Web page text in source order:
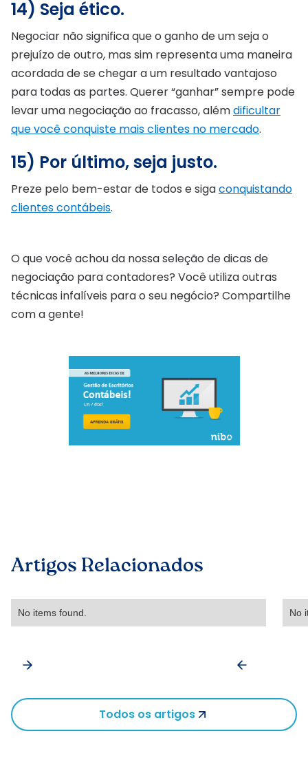
14) Seja ético.
Negociar não significa que o ganho de um seja o
prejuízo de outro, mas sim representa uma maneira
acordada de se chegar a um resultado vantajoso
para todas as partes. Querer “ganhar” sempre pode
levar uma negociação ao fracasso, alémdificultar
que você conquiste mais clientes no mercado.
15) Por último, seja justo.
Preze pelo bem-estar de todos e sigaconquistando
clientes contábeis.
O que você achou da nossa seleção de dicas de
negociação para contadores? Você utiliza outras
técnicas infalíveis para o seu negócio? Compartilhe
com a gente!
Artigos Relacionados
No items found. No
Todos os artigos